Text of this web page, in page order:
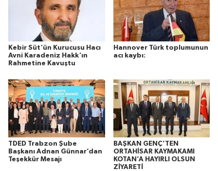
Kebir Süt'ün Kurucusu Hacı
Avni Karadeniz Hakk'ın
Rahmetine Kavuştu
Hannover Türk toplumunun
acı kaybı:
TDED Trabzon Şube
Başkanı Adnan Günnar’dan
Teşekkür Mesajı
BAŞKAN GENÇ’TEN
ORTAHİSAR KAYMAKAMI
KOTAN’A HAYIRLI OLSUN
ZİYARETİ